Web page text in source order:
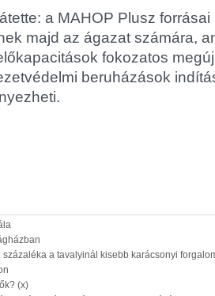
a MAHOP Plusz
majd az ágazat számára,
fokozatos
beruházások
a tavalyinál kisebb karácsonyi
(x)